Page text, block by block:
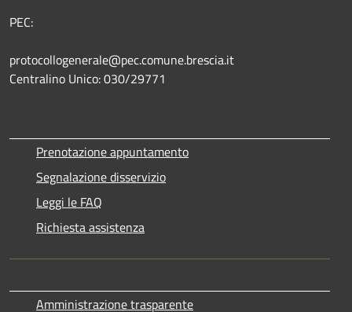
PEC:
protocollogenerale@pec.comune.brescia.it
Centralino Unico: 030/29771
Prenotazione appuntamento
Segnalazione disservizio
Leggi le FAQ
Richiesta assistenza
Amministrazione trasparente